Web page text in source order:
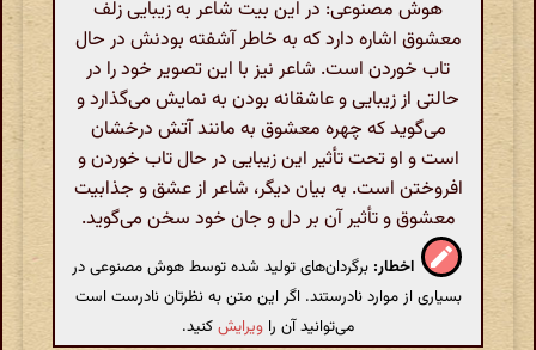
هوش مصنوعی: در این بیت شاعر به زیبایی زلف
معشوق اشاره دارد که به خاطر آشفته بودنش در حال
تاب خوردن است. شاعر نیز با این تصویر خود را در
حالتی از زیبایی و عاشقانه بودن به نمایش می‌گذارد و
می‌گوید که چهره معشوق به مانند آتش درخشان
است و او تحت تأثیر این زیبایی در حال تاب خوردن و
افروختن است. به بیان دیگر، شاعر از عشق و جذابیت
معشوق و تأثیر آن بر دل و جان خود سخن می‌گوید.
اخطار: برگردان‌های تولید شده توسط هوش مصنوعی در
بسیاری از موارد نادرستند. اگر این متن به نظرتان نادرست است
می‌توانید آن را ویرایشکنید.